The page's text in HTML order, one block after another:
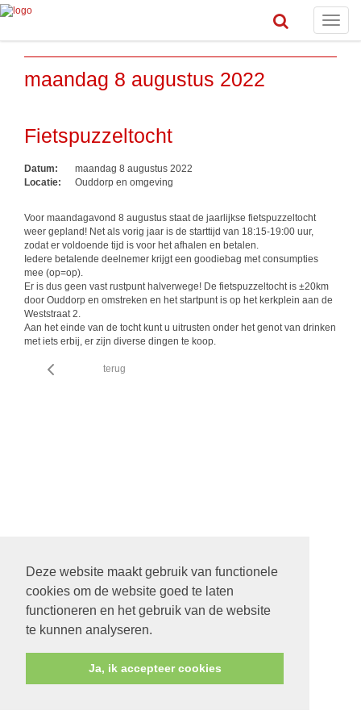
Deze website maakt gebruik van functionele
cookies om de website goed te laten
functioneren en het gebruik van de website
te kunnen analyseren.
Ja, ik accepteer cookies
Toggle
maandag 8 augustus 2022
Fietspuzzeltocht
Datum:
maandag 8 augustus 2022
Locatie:
Ouddorp en omgeving
Voor maandagavond 8 augustus staat de jaarlijkse fietspuzzeltocht
weer gepland! Net als vorig jaar is de starttijd van 18:15-19:00 uur,
zodat er voldoende tijd is voor het afhalen en betalen.
Iedere betalende deelnemer krijgt een goodiebag met consumpties
mee (op=op).
Er is dus geen vast rustpunt halverwege! De fietspuzzeltocht is ±20km
door Ouddorp en omstreken en het startpunt is op het kerkplein aan de
Weststraat 2.
Aan het einde van de tocht kunt u uitrusten onder het genot van drinken
met iets erbij, er zijn diverse dingen te koop.
terug